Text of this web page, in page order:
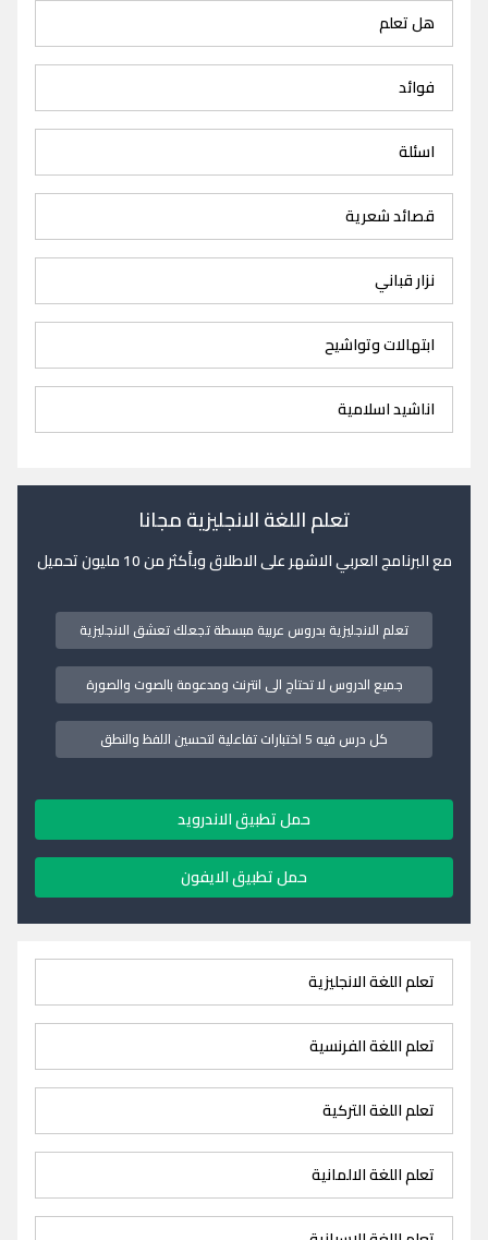
هل تعلم
فوائد
اسئلة
قصائد شعرية
نزار قباني
ابتهالات وتواشيح
اناشيد اسلامية
تعلم اللغة الانجليزية مجانا
مع البرنامج العربي الاشهر على الاطلاق وبأكثر من 10 مليون تحميل
تعلم الانجليزية بدروس عربية مبسطة تجعلك تعشق الانجليزية
جميع الدروس لا تحتاج الى انترنت ومدعومة بالصوت والصورة
كل درس فيه 5 اختبارات تفاعلية لتحسين اللفظ والنطق
حمل تطبيق الاندرويد
حمل تطبيق الايفون
تعلم اللغة الانجليزية
تعلم اللغة الفرنسية
تعلم اللغة التركية
تعلم اللغة الالمانية